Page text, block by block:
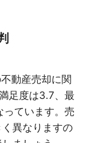
動産売却に関
足度は3.7、最
ています。売
異なりますの